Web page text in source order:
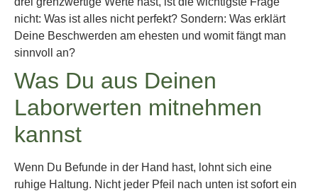
nicht: Was ist alles nicht perfekt? Sondern: Was erklärt
Deine Beschwerden am ehesten und womit fängt man
sinnvoll an?
Was Du aus Deinen
Laborwerten mitnehmen
kannst
Wenn Du Befunde in der Hand hast, lohnt sich eine
ruhige Haltung. Nicht jeder Pfeil nach unten ist sofort ein